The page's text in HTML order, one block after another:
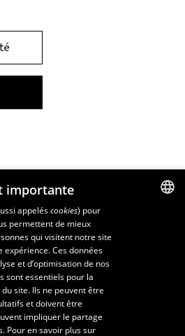
importante
appeléscookies) pour
permettent de mieux
qui visitent notre site
Ces données
et d’optimisation de nos
sont essentiels pour la
site. Ils ne peuvent être
et doivent être
impliquer le partage
Pour en savoir plus sur